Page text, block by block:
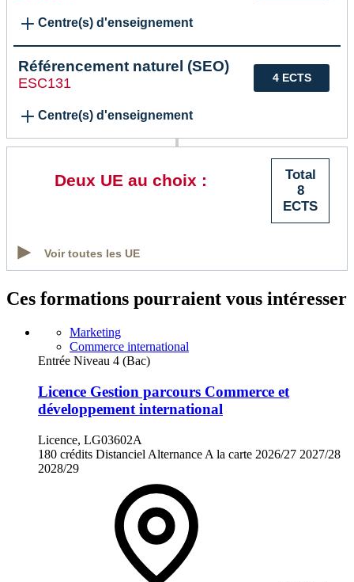
Centre(s) d'enseignement
4 ECTS
Référencement naturel (SEO)
ESC131
Centre(s) d'enseignement
Total
8
ECTS
Deux UE au choix :
Voir toutes les UE
Ces formations pourraient vous intéresser
Marketing
Commerce international
Entrée Niveau 4 (Bac)
Licence Gestion parcours Commerce et
développement international
Licence, LG03602A
180 crédits Distanciel Alternance A la carte 2026/27 2027/28
2028/29